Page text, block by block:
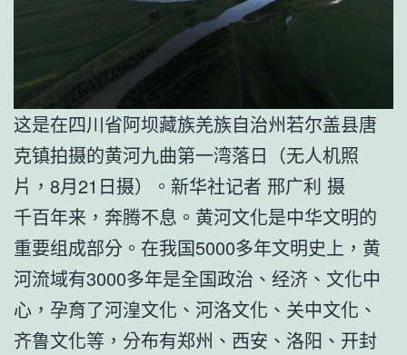
这是在四川省阿坝藏族羌族自治州若尔盖县唐
克镇拍摄的黄河九曲第一湾落日（无人机照
片，8月21日摄）。新华社记者 邢广利 摄
千百年来，奔腾不息。黄河文化是中华文明的
重要组成部分。在我国5000多年文明史上，黄
河流域有3000多年是全国政治、经济、文化中
心，孕育了河湟文化、河洛文化、关中文化、
齐鲁文化等，分布有郑州、西安、洛阳、开封